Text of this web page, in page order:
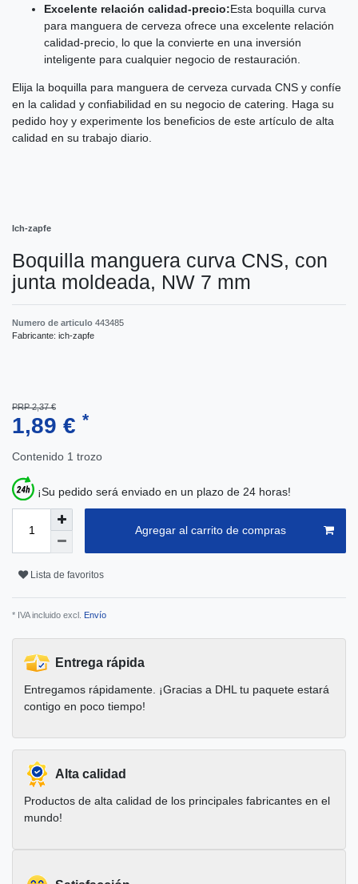
Excelente relación calidad-precio:Esta boquilla curva
para manguera de cerveza ofrece una excelente relación
calidad-precio, lo que la convierte en una inversión
inteligente para cualquier negocio de restauración.
Elija la boquilla para manguera de cerveza curvada CNS y confíe
en la calidad y confiabilidad en su negocio de catering. Haga su
pedido hoy y experimente los beneficios de este artículo de alta
calidad en su trabajo diario.
Ich-zapfe
Boquilla manguera curva CNS, con
junta moldeada, NW 7 mm
Numero de articulo 443485
Fabricante: ich-zapfe
PRP 2,37 €
1,89 € *
Contenido 1 trozo
¡Su pedido será enviado en un plazo de 24 horas!
Agregar al carrito de compras
Lista de favoritos
* IVA incluido excl. Envío
Entrega rápida
Entregamos rápidamente. ¡Gracias a DHL tu paquete estará
contigo en poco tiempo!
Alta calidad
Productos de alta calidad de los principales fabricantes en el
mundo!